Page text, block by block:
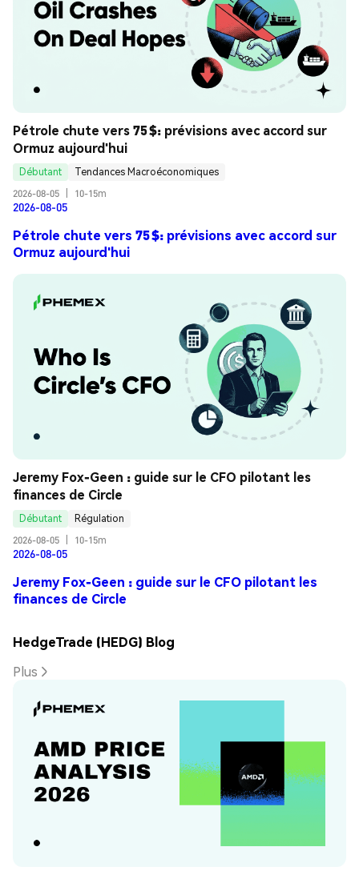
Pétrole chute vers 75 $: prévisions avec accord sur
Ormuz aujourd'hui
Débutant
Tendances Macroéconomiques
2026-08-05
10-15m
2026-08-05
Pétrole chute vers 75 $: prévisions avec accord sur
Ormuz aujourd'hui
Jeremy Fox-Geen : guide sur le CFO pilotant les
finances de Circle
Débutant
Régulation
2026-08-05
10-15m
2026-08-05
Jeremy Fox-Geen : guide sur le CFO pilotant les
finances de Circle
HedgeTrade (HEDG) Blog
Plus